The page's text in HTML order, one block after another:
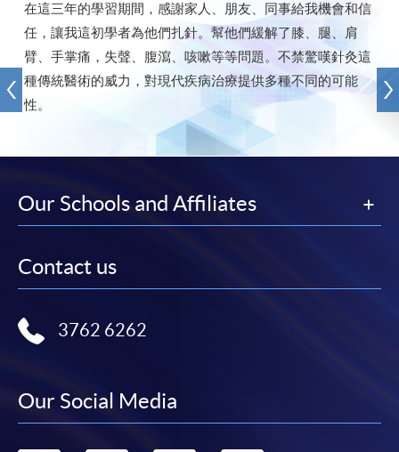
在這三年的學習期間，感謝家人、朋友、同事給我機會和信
任，讓我這初學者為他們扎針。幫他們緩解了膝、腿、肩
臂、手掌痛，失聲、腹瀉、咳嗽等等問題。不禁驚嘆針灸這
種傳統醫術的威力，對現代疾病治療提供多種不同的可能
性。
Our Schools and Affiliates
Contact us
3762 6262
Our Social Media